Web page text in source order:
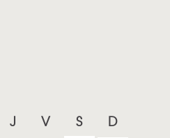
J V S D